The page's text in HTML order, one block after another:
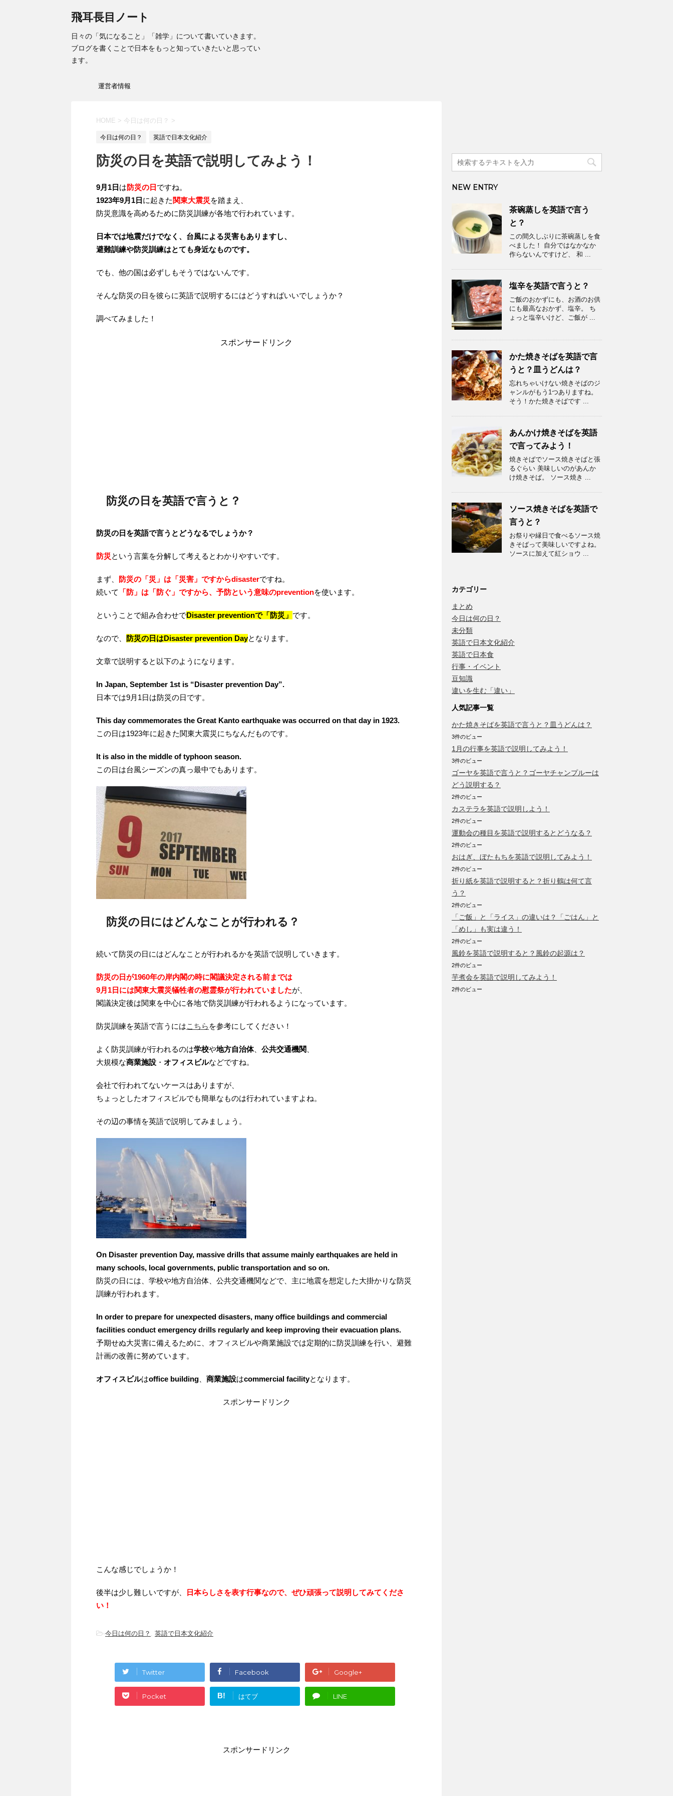
飛耳長目ノート
日々の「気になること」「雑学」について書いていきます。
ブログを書くことで日本をもっと知っていきたいと思ってい
ます。
運営者情報
HOME > 今日は何の日？ >
今日は何の日？ 英語で日本文化紹介
防災の日を英語で説明してみよう！
9月1日 は防災の日 ですね。
1923年9月1日 に起きた 関東大震災を踏まえ、
防災意識を高めるために防災訓練が各地で行われています。
日本では地震だけでなく、台風による災害もありますし、
避難訓練や防災訓練はとても身近なものです。
でも、他の国は必ずしもそうではないんです。
そんな防災の日を彼らに英語で説明するにはどうすればいいでしょうか？
調べてみました！
スポンサードリンク
防災の日を英語で言うと？
防災の日を英語で言うとどうなるでしょうか？
防災という言葉を分解して考えるとわかりやすいです。
まず、 防災の「災」は「災害」ですからdisasterですね。
続いて
「防」は「防ぐ」ですから、予防という意味のpreventionを使います。
ということで組み合わせでDisaster preventionで「防災」 です。
なので、 防災の日はDisaster prevention Dayとなります。
文章で説明すると以下のようになります。
In Japan, September 1st is “Disaster prevention Day”.
日本では9月1日は防災の日です。
This day commemorates the Great Kanto earthquake was occurred on that day in 1923.
この日は1923年に起きた関東大震災にちなんだものです。
It is also in the middle of typhoon season.
この日は台風シーズンの真っ最中でもあります。
防災の日にはどんなことが行われる？
続いて防災の日にはどんなことが行われるかを英語で説明していきます。
防災の日が1960年の岸内閣の時に閣議決定される前までは
9月1日には関東大震災犠牲者の慰霊祭が行われていましたが、
閣議決定後は関東を中心に各地で防災訓練が行われるようになっています。
防災訓練を英語で言うにはこちら を参考にしてください！
よく防災訓練が行われるのは学校や地方自治体、 公共交通機関
大規模な商業施設 ・ オフィスビルなどですね。
会社で行われてないケースはありますが、
ちょっとしたオフィスビルでも簡単なものは行われていますよね。
その辺の事情を英語で説明してみましょう。
On Disaster prevention Day, massive drills that assume mainly earthquakes are held in
many schools, local governments, public transportation and so on.
防災の日には、学校や地方自治体、公共交通機関などで、主に地震を想定した大掛かりな防災
訓練が行われます。
In order to prepare for unexpected disasters, many office buildings and commercial
facilities conduct emergency drills regularly and keep improving their evacuation plans.
予期せぬ大災害に備えるために、オフィスビルや商業施設では定期的に防災訓練を行い、避難
計画の改善に努めています。
オフィスビルはoffice building 商業施設はcommercial facilityとなります。
スポンサードリンク
こんな感じでしょうか！
後半は少し難しいですが、
日本らしさを表す行事なので、ぜひ頑張って説明してみてくださ
い！
-今日は何の日？ , 英語で日本文化紹介
Twitter Facebook Google+
Pocket B! はてブ LINE
スポンサードリンク
NEW ENTRY
茶碗蒸しを英語で言う
と？
この間久しぶりに茶碗蒸しを食
べました！ 自分ではなかなか
作らないんですけど、 和 ...
塩辛を英語で言うと？
ご飯のおかずにも、お酒のお供
にも最高なおかず、塩辛。 ち
ょっと塩辛いけど、ご飯が ...
かた焼きそばを英語で言
うと？皿うどんは？
忘れちゃいけない焼きそばのジ
ャンルがもう1つありますね。
そう！かた焼きそばです ...
あんかけ焼きそばを英語
で言ってみよう！
焼きそばでソース焼きそばと張
るぐらい 美味しいのがあんか
け焼きそば。 ソース焼き ...
ソース焼きそばを英語で
言うと？
お祭りや縁日で食べるソース焼
きそばって美味しいですよね。
ソースに加えて紅ショウ ...
カテゴリー
まとめ
今日は何の日？
未分類
英語で日本文化紹介
英語で日本食
行事・イベント
豆知識
違いを生む「違い」
人気記事一覧
かた焼きそばを英語で言うと？皿うどんは？
3件のビュー
1月の行事を英語で説明してみよう！
3件のビュー
ゴーヤを英語で言うと？ゴーヤチャンプルーは
どう説明する？
2件のビュー
カステラを英語で説明しよう！
2件のビュー
運動会の種目を英語で説明するとどうなる？
2件のビュー
おはぎ、ぼたもちを英語で説明してみよう！
2件のビュー
折り紙を英語で説明すると？折り鶴は何て言
う？
2件のビュー
「ご飯」と「ライス」の違いは？「ごはん」と
「めし」も実は違う！
2件のビュー
風鈴を英語で説明すると？風鈴の起源は？
2件のビュー
芋煮会を英語で説明してみよう！
2件のビュー